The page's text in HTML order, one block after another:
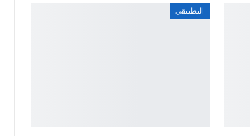
التطبيقي